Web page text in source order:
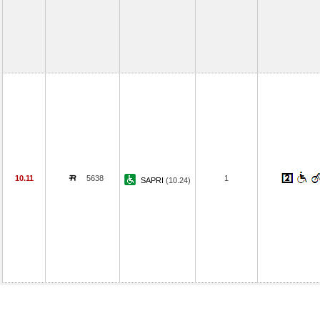
10.11 5638 SAPRI (10.24) 1